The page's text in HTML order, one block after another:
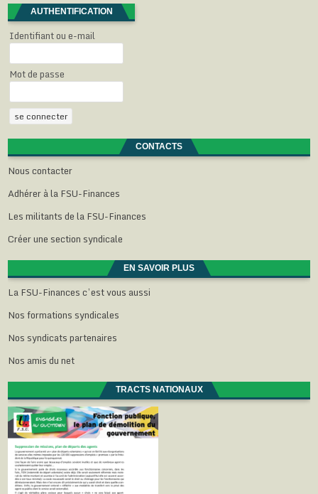
AUTHENTIFICATION
Identifiant ou e-mail
Mot de passe
CONTACTS
Nous contacter
Adhérer à la FSU-Finances
Les militants de la FSU-Finances
Créer une section syndicale
EN SAVOIR PLUS
La FSU-Finances c’est vous aussi
Nos formations syndicales
Nos syndicats partenaires
Nos amis du net
TRACTS NATIONAUX